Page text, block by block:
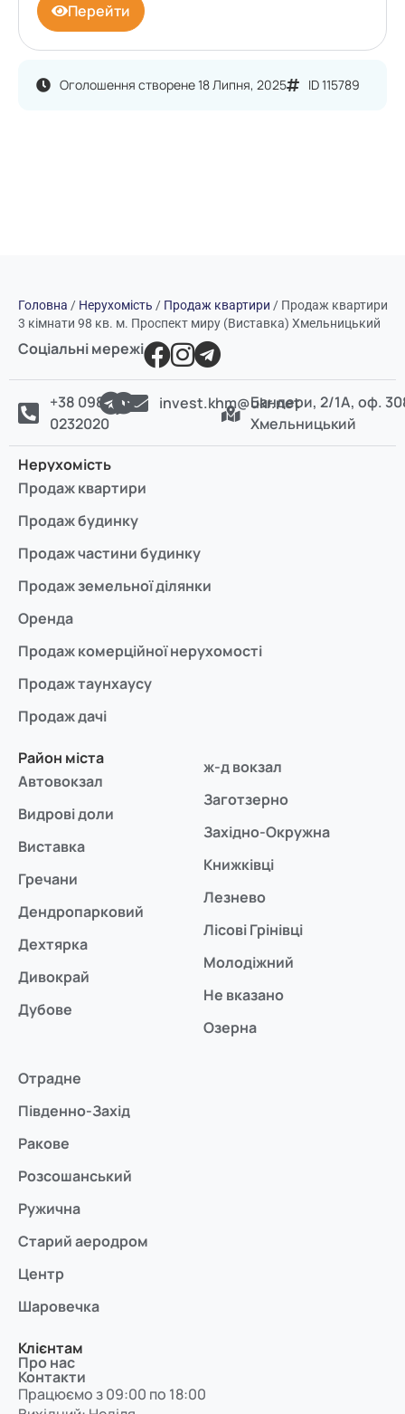
Оголошення створене 18 Липня, 2025 ID 115789
Перейти
Головна / Нерухомість / Продаж квартири / Продаж квартири
3 кімнати 98 кв. м. Проспект миру (Виставка) Хмельницький
Соціальні мережі
+38 098
0232020
invest.khm@ukr.netБандери, 2/1А, оф.
Хмельницький
Нерухомість
Продаж квартири
Продаж будинку
Продаж частини будинку
Продаж земельної ділянки
Оренда
Продаж комерційної нерухомості
Продаж таунхаусу
Продаж дачі
Район міста
Автовокзал
Видрові доли
Виставка
Гречани
Дендропарковий
Дехтярка
Дивокрай
Дубове
ж-д вокзал
Заготзерно
Західно-Окружна
Книжківці
Лезнево
Лісові Грінівці
Молодіжний
Не вказано
Озерна
Отрадне
Південно-Захід
Ракове
Розсошанський
Ружична
Старий аеродром
Центр
Шаровечка
Клієнтам
Про нас
Контакти
Працюємо з 09:00 по 18:00